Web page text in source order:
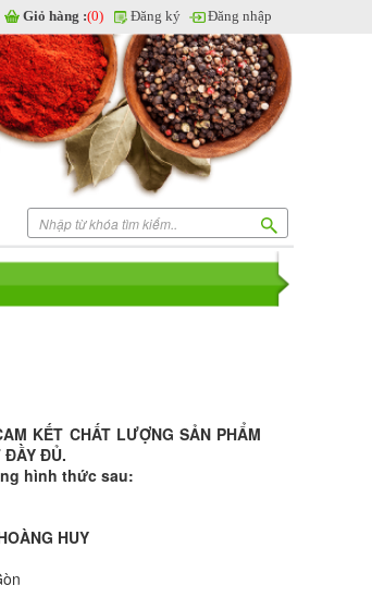
Giỏ hàng :(0) Đăng ký Đăng nhập
KẾT CHẤT LƯỢNG SẢN PHẨM
ĐẦY ĐỦ.
hình thức sau:
HUY